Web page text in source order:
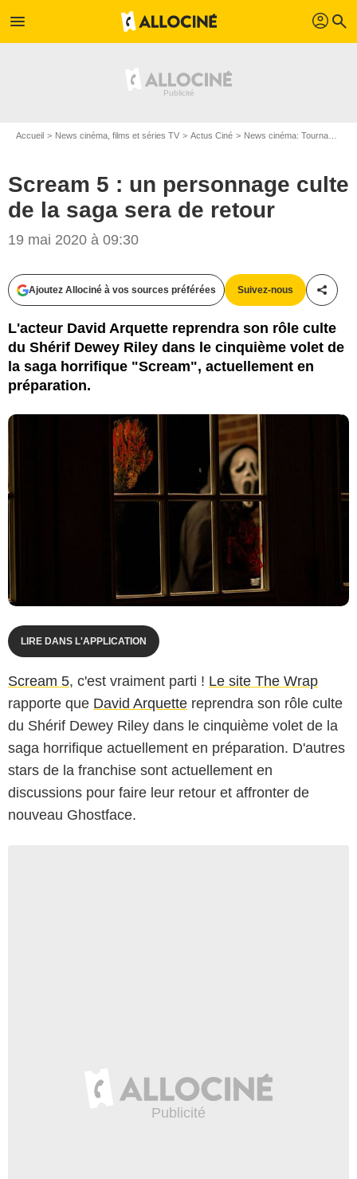
menu profil search
Accueil News cinéma, films et séries TV Actus Ciné News cinéma: Tournages
Scream 5 : un personnage culte
de la saga sera de retour
19 mai 2020 à 09:30
Ajoutez Allociné à vos sources préférées Suivez-nous
L'acteur David Arquette reprendra son rôle culte
du Shérif Dewey Riley dans le cinquième volet de
la saga horrifique "Scream", actuellement en
préparation.
LIRE DANS L'APPLICATION
Scream 5, c'est vraiment parti ! Le site The Wrap
rapporte que David Arquette reprendra son rôle culte
du Shérif Dewey Riley dans le cinquième volet de la
saga horrifique actuellement en préparation. D'autres
stars de la franchise sont actuellement en
discussions pour faire leur retour et affronter de
nouveau Ghostface.